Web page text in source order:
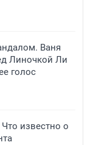
Ваня
Линочкой Ли
голос
известно о